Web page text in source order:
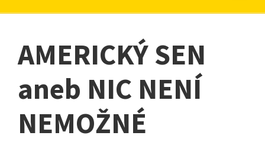
AMERICKÝ SEN
aneb NIC NENÍ
NEMOŽNÉ